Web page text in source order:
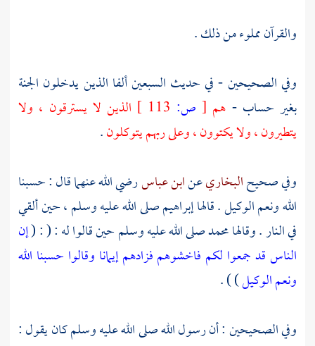
والقرآن مملوء من ذلك .
وفي الصحيحين - في حديث السبعين ألفا الذين يدخلون الجنة
بغير حساب - هم [ ص:
الذين لا يسترقون ، ولا
يتطيرون ، ولا يكتوون ، وعلى ربهم يتوكلون.
وفي صحيحالبخاريعنابن عباسرضي الله عنهما قال : حسبنا
الله ونعم الوكيل . قالهاإبراهيمصلى الله عليه وسلم ، حين ألقي
في النار . وقالهامحمدصلى الله عليه وسلم حين قالوا له : ( : (إن
الناس قد جمعوا لكم فاخشوهم فزادهم إيمانا وقالوا حسبنا الله
ونعم الوكيل) ) .
وفي الصحيحين : أن رسول الله صلى الله عليه وسلم كان يقول :